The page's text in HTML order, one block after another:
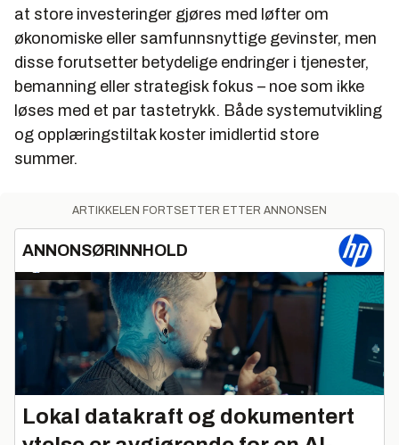
at store investeringer gjøres med løfter om
økonomiske eller samfunnsnyttige gevinster, men
disse forutsetter betydelige endringer i tjenester,
bemanning eller strategisk fokus – noe som ikke
løses med et par tastetrykk. Både systemutvikling
og opplæringstiltak koster imidlertid store
summer.
ARTIKKELEN FORTSETTER ETTER ANNONSEN
ANNONSØRINNHOLD
Lokal datakraft og dokumentert